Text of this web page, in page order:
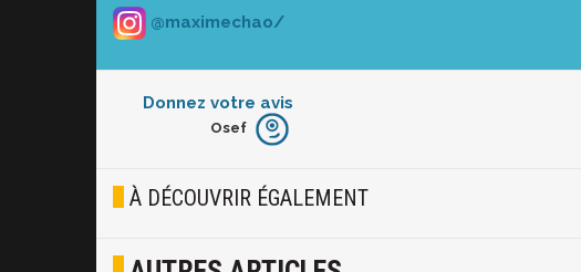
@maximechao/
Donnez votre avis
Furieux
Joyeux
Osef
À DÉCOUVRIR ÉGALEMENT